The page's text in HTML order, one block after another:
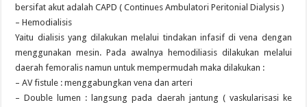
bersifat akut adalah CAPD ( Continues Ambulatori Peritonial Dialysis )
– Hemodialisis
Yaitu dialisis yang dilakukan melalui tindakan infasif di vena dengan
menggunakan mesin. Pada awalnya hemodiliasis dilakukan melalui
daerah femoralis namun untuk mempermudah maka dilakukan :
– AV fistule : menggabungkan vena dan arteri
– Double lumen : langsung pada daerah jantung ( vaskularisasi ke